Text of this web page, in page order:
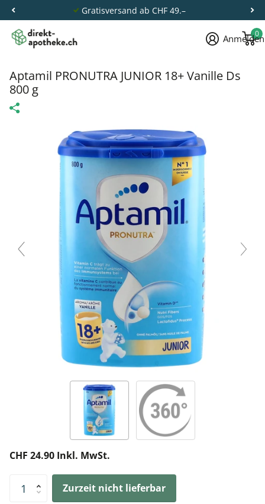
Gratisversand ab CHF 49.–
Anmelden
0
Aptamil PRONUTRA JUNIOR 18+ Vanille Ds
800 g
CHF 24.90 Inkl. MwSt.
Zurzeit nicht lieferbar